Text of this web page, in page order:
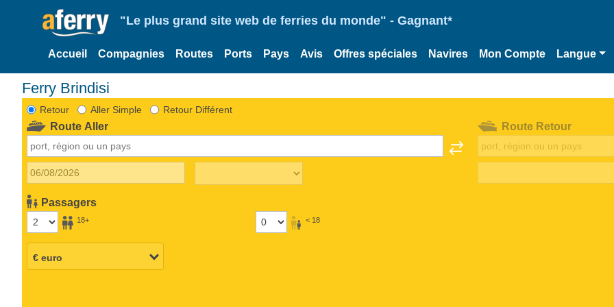
"Le plus grand site web de ferries du monde" - Gagnant*
Accueil Compagnies Routes Ports Pays Avis Offres spéciales Navires Mon Compte Langue
Ferry Brindisi
Retour Aller Simple Retour Différent
Route Aller
Passagers
18+ < 18
Route Retour